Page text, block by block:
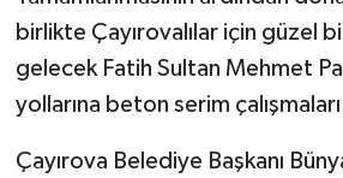
birlikte Çayırovalılar için güzel
gelecek Fatih Sultan Mehmet
yollarına beton serim
Çayırova Belediye Başkanı